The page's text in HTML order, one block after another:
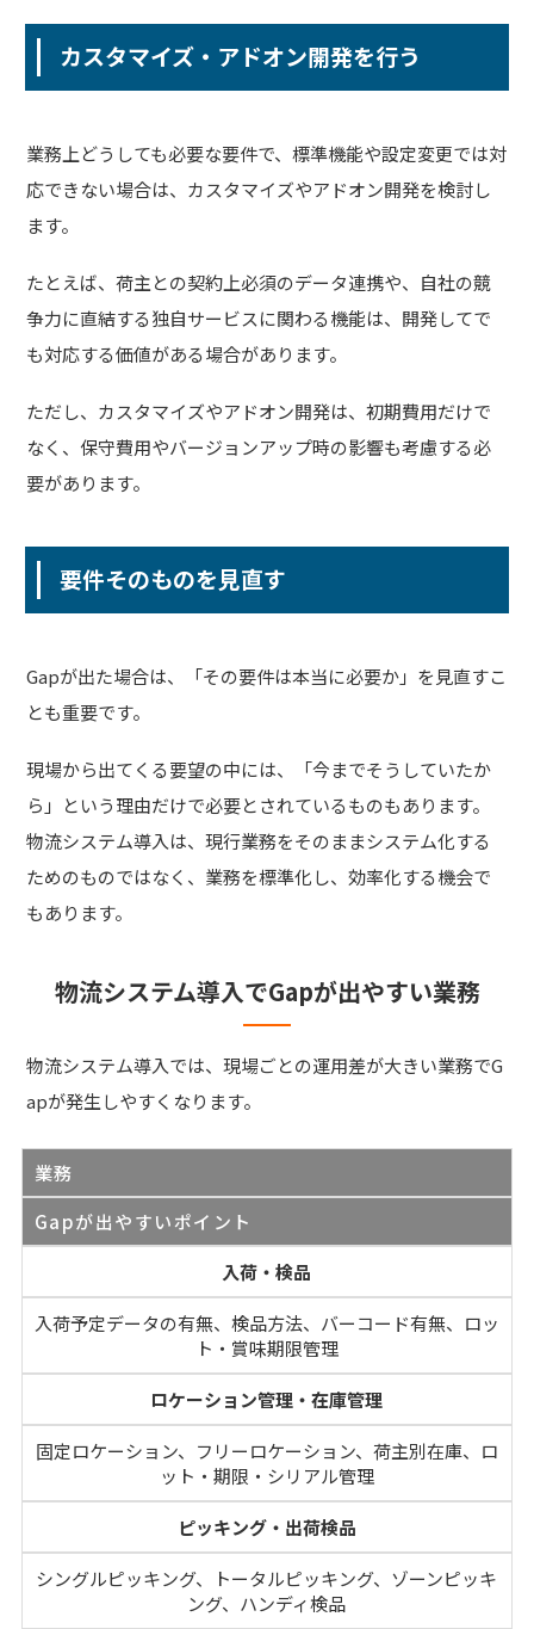
カスタマイズ・アドオン開発を行う
業務上どうしても必要な要件で、標準機能や設定変更では対
応できない場合は、カスタマイズやアドオン開発を検討し
ます。
たとえば、荷主との契約上必須のデータ連携や、自社の競
争力に直結する独自サービスに関わる機能は、開発してで
も対応する価値がある場合があります。
ただし、カスタマイズやアドオン開発は、初期費用だけで
なく、保守費用やバージョンアップ時の影響も考慮する必
要があります。
要件そのものを見直す
Gapが出た場合は、「その要件は本当に必要か」を見直すこ
とも重要です。
現場から出てくる要望の中には、「今までそうしていたか
ら」という理由だけで必要とされているものもあります。
物流システム導入は、現行業務をそのままシステム化する
ためのものではなく、業務を標準化し、効率化する機会で
もあります。
物流システム導入でGapが出やすい業務
物流システム導入では、現場ごとの運用差が大きい業務でG
apが発生しやすくなります。
業務
Gapが出やすいポイント
入荷・検品
入荷予定データの有無、検品方法、バーコード有無、ロッ
ト・賞味期限管理
ロケーション管理・在庫管理
固定ロケーション、フリーロケーション、荷主別在庫、ロ
ット・期限・シリアル管理
ピッキング・出荷検品
シングルピッキング、トータルピッキング、ゾーンピッキ
ング、ハンディ検品